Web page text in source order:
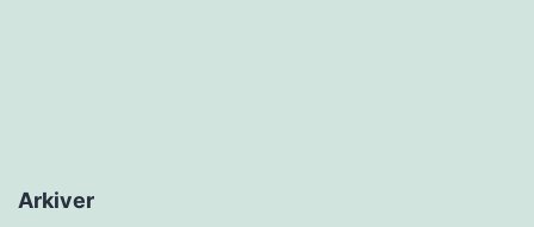
Arkiver